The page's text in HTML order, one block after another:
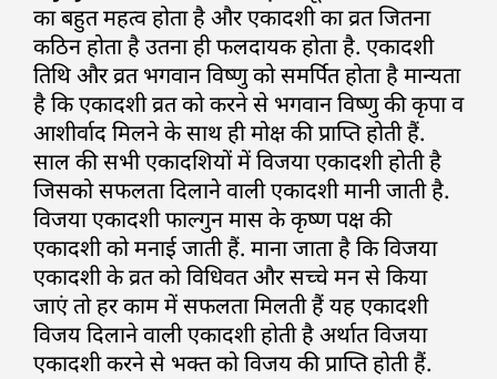
का बहुत महत्व होता है और एकादशी का व्रत जितना
कठिन होता है उतना ही फलदायक होता है. एकादशी
तिथि और व्रत भगवान विष्णु को समर्पित होता है मान्यता
है कि एकादशी व्रत को करने से भगवान विष्णु की कृपा व
आशीर्वाद मिलने के साथ ही मोक्ष की प्राप्ति होती हैं.
साल की सभी एकादशियों में विजया एकादशी होती है
जिसको सफलता दिलाने वाली एकादशी मानी जाती है.
विजया एकादशी फाल्गुन मास के कृष्ण पक्ष की
एकादशी को मनाई जाती हैं. माना जाता है कि विजया
एकादशी के व्रत को विधिवत और सच्चे मन से किया
जाएं तो हर काम में सफलता मिलती हैं यह एकादशी
विजय दिलाने वाली एकादशी होती है अर्थात विजया
एकादशी करने से भक्त को विजय की प्राप्ति होती हैं.